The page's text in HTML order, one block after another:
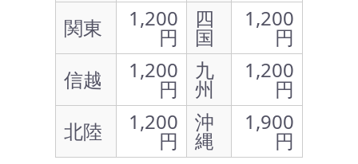
関東
1,200
円
四
国
1,200
円
信越
1,200
円
九
州
1,200
円
北陸
1,200
円
沖
縄
1,900
円